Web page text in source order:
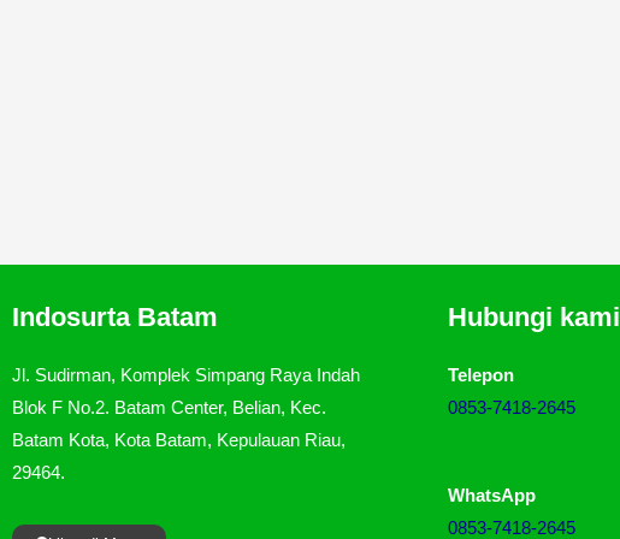
Indosurta Batam
Jl. Sudirman, Komplek Simpang Raya Indah
Blok F No.2. Batam Center, Belian, Kec.
Batam Kota, Kota Batam, Kepulauan Riau,
29464.
Hubungi kami
Telepon
0853-7418-2645
WhatsApp
0853-7418-2645